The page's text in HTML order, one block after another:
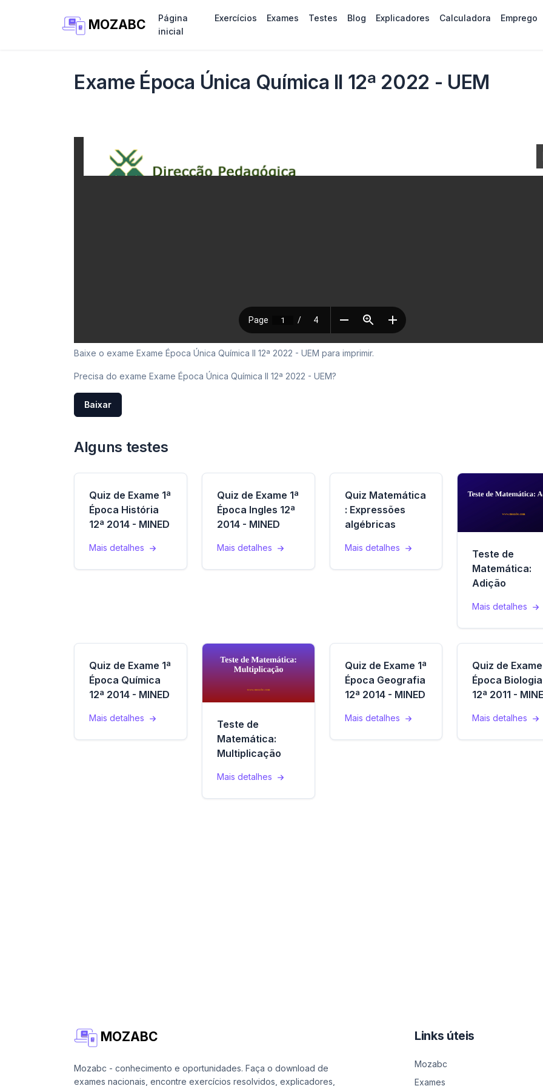
MOZABC
Página
inicial
Exercícios Exames Testes Blog Explicadores Calculadora Emprego
Exame Época Única Química II 12ª 2022 - UEM
Baixe o exame Exame Época Única Química II 12ª 2022 - UEM para imprimir.
Precisa do exame Exame Época Única Química II 12ª 2022 - UEM?
Baixar
Alguns testes
Quiz de Exame 1ª
Época História
12ª 2014 - MINED
Mais detalhes
Quiz de Exame 1ª
Época Ingles 12ª
2014 - MINED
Mais detalhes
Quiz Matemática
: Expressões
algébricas
Mais detalhes
Teste de
Matemática:
Adição
Mais detalhes
Quiz de Exame 1ª
Época Química
12ª 2014 - MINED
Mais detalhes
Teste de
Matemática:
Multiplicação
Mais detalhes
Quiz de Exame 1ª
Época Geografia
12ª 2014 - MINED
Mais detalhes
Quiz de Exame
Época Biologia
12ª 2011 -
Mais detalhes
MOZABC
Mozabc - conhecimento e oportunidades. Faça o download de
exames nacionais, encontre exercícios resolvidos, explicadores,
Links úteis
Mozabc
Exames